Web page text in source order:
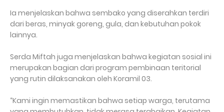
Ia menjelaskan bahwa sembako yang diserahkan terdiri
dari beras, minyak goreng, gula, dan kebutuhan pokok
lainnya.
Serda Miftah juga menjelaskan bahwa kegiatan sosial ini
merupakan bagian dari program pembinaan teritorial
yang rutin dilaksanakan oleh Koramil 03.
“Kami ingin memastikan bahwa setiap warga, terutama